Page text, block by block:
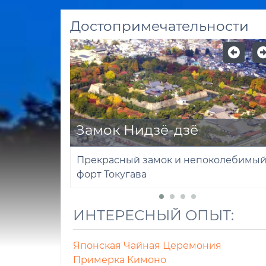
Достопримечательности
Замок Нидзё-дзё
Прекрасный замок и непоколебимый
форт Токугава
ИНТЕРЕСНЫЙ ОПЫТ:
Японская Чайная Церемония
Примерка Кимоно